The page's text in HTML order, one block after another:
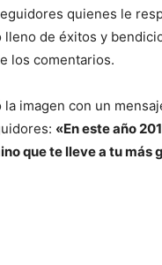
quienes le
lleno de éxitos y
los comentarios.
imagen con un
«En este año
que te lleve a tu más